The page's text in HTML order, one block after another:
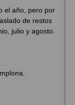
el año, pero por
de restos
julio y agosto.